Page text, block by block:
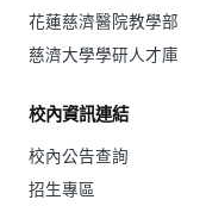
花蓮慈濟醫院教學部
慈濟大學學研人才庫
校內資訊連結
校內公告查詢
招生專區